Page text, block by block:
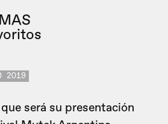
2019
será su presentación